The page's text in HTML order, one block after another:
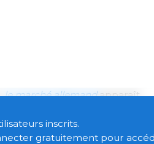
le marché allemandapparaît
suffisants. Le poids moyen à
d’un report modéré des
inscrits.
gratuitement pour